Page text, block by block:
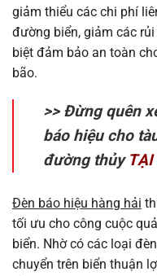
giảm thiểu các chi phí
đường biển, giảm các
biệt đảm bảo an toàn
bão.
>> Đừng quên
báo hiệu cho
đường thủy
Đèn báo hiệu hàng hải
tối ưu cho công cuộc
biển. Nhờ có các loại
chuyển trên biển thuận